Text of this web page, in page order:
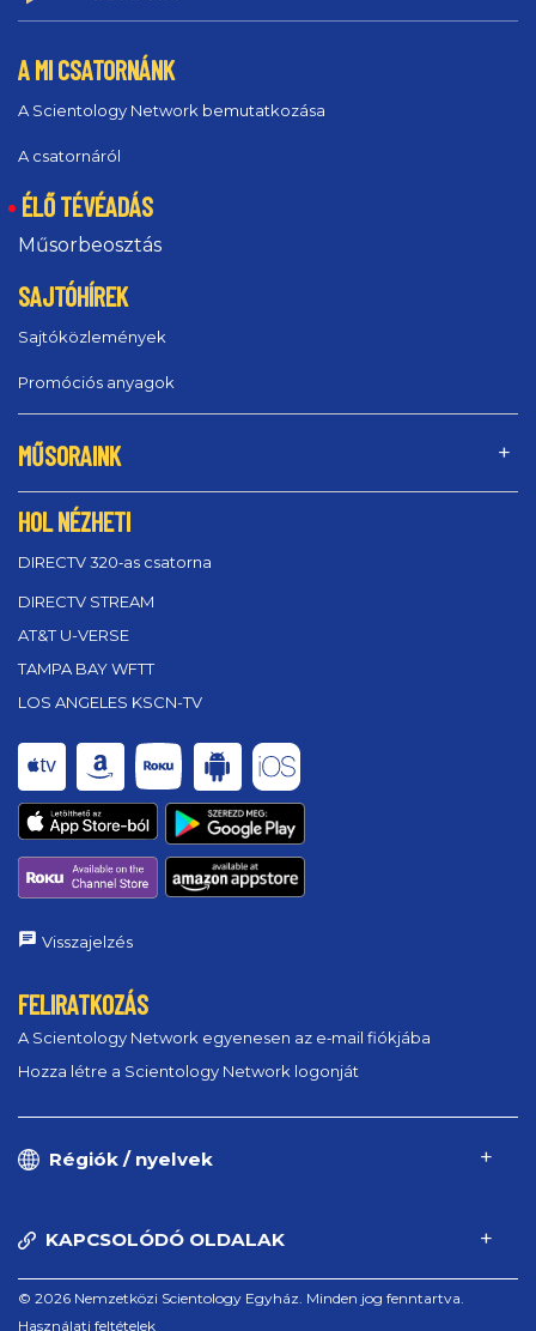
A MI CSATORNÁNK
A Scientology Network bemutatkozása
A csatornáról
ÉLŐ TÉVÉADÁS
Műsorbeosztás
SAJTÓHÍREK
Sajtóközlemények
Promóciós anyagok
MŰSORAINK
HOL NÉZHETI
DIRECTV 320‑as csatorna
DIRECTV STREAM
AT&T U-VERSE
TAMPA BAY WFTT
LOS ANGELES KSCN-TV
Visszajelzés
FELIRATKOZÁS
A Scientology Network egyenesen az e‑mail fiókjába
Hozza létre a Scientology Network logonját
Régiók / nyelvek
KAPCSOLÓDÓ OLDALAK
© 2026 Nemzetközi Scientology Egyház. Minden jog fenntartva.
Használati feltételek